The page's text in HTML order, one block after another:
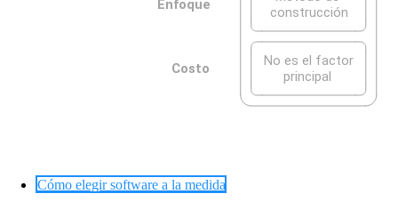
Cómo elegir software a la medida